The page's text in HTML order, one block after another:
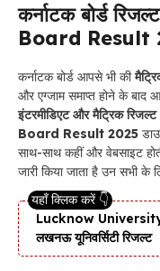
कर्नाटक बोर्ड
Board Result
कर्नाटक बोर्ड आपसे भी की
और एग्जाम समाप्त होने के बाद
इंटरमीडिएट और मैट्रिक रिजल्ट
Board Result 2025
साथ-साथ कहीं और वेबसाइट
जारी किया जाता है उन सभी के
Lucknow
लखनऊ यूनिवर्सिटी रिजल्ट